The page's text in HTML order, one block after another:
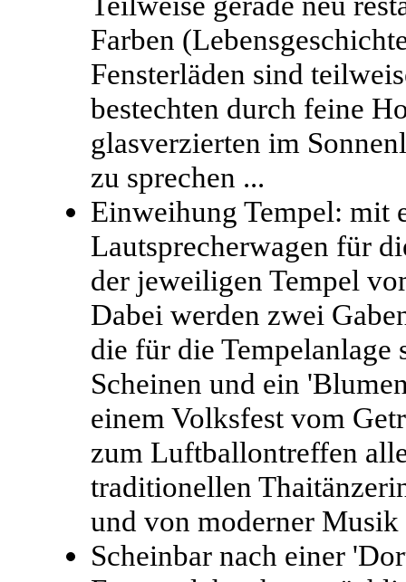
Farben
Fensterläden sind
bestechten durch feine
glasverzierten im
zu sprechen ...
Einweihung Tempel: mit
Lautsprecherwagen für
der jeweiligen Tempel
Dabei werden zwei
die für die Tempelanlage
Scheinen und ein
einem Volksfest vom
zum Luftballontreffen
traditionellen
und von moderner
Scheinbar nach einer